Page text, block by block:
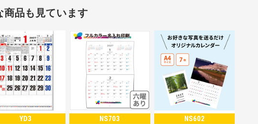
商品も見ています
YD3 NS703 NS602